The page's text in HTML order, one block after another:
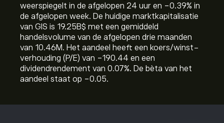
weerspiegelt in de afgelopen 24 uur en ‎-0.39‎% in
de afgelopen week. De huidige marktkapitalisatie
van GIS is 19.25B‎$‎ met een gemiddeld
handelsvolume van de afgelopen drie maanden
van 10.46M. Het aandeel heeft een koers/winst-
verhouding (P/E) van -190.44 en een
dividendrendement van 0.07%. De bèta van het
aandeel staat op -0.05.